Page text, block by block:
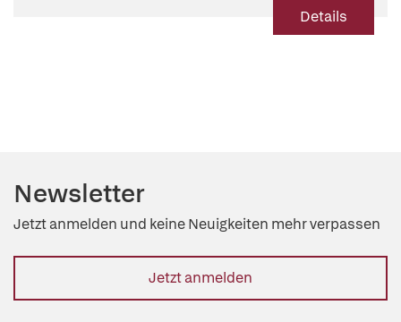
Details
Newsletter
Jetzt anmelden und keine Neuigkeiten mehr verpassen
Jetzt anmelden